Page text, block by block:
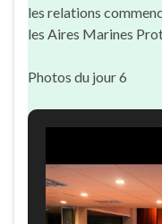
les relations comm
les Aires Marines
Photos du jour 6